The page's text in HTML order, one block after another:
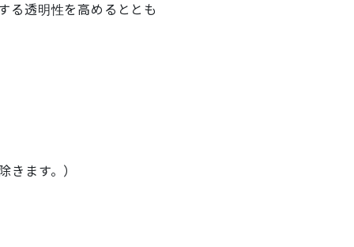
る透明性を高めるととも
ます。）